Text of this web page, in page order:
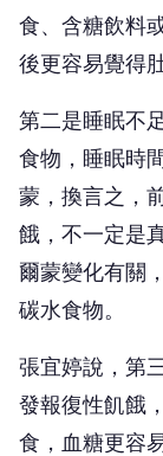
食、含糖飲料
後更容易覺得
第二是睡眠不
食物，睡眠時
蒙，換言之，
餓，不一定是
爾蒙變化有關
碳水食物。
張宜婷說，第
發報復性飢餓
食，血糖更容